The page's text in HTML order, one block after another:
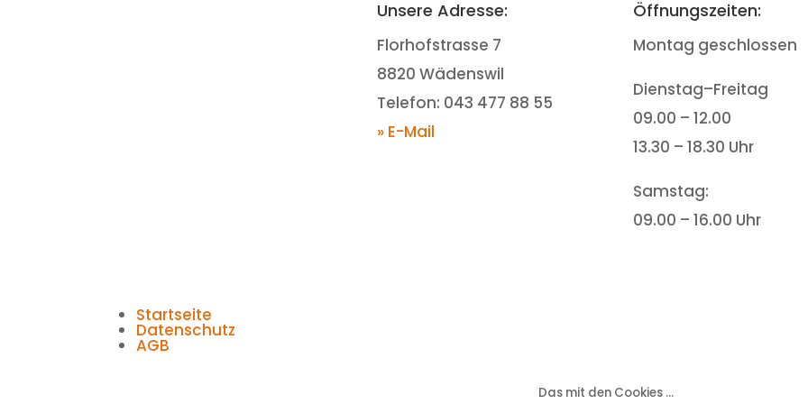
Unsere Adresse:
Florhofstrasse 7
8820 Wädenswil
Telefon: 043 477 88 55
» E-Mail
Öffnungszeiten:
Montag geschlossen
Dienstag–Freitag
09.00 – 12.00
13.30 – 18.30 Uhr
Samstag:
09.00 – 16.00 Uhr
Startseite
Datenschutz
AGB
Das mit den Cookies ...